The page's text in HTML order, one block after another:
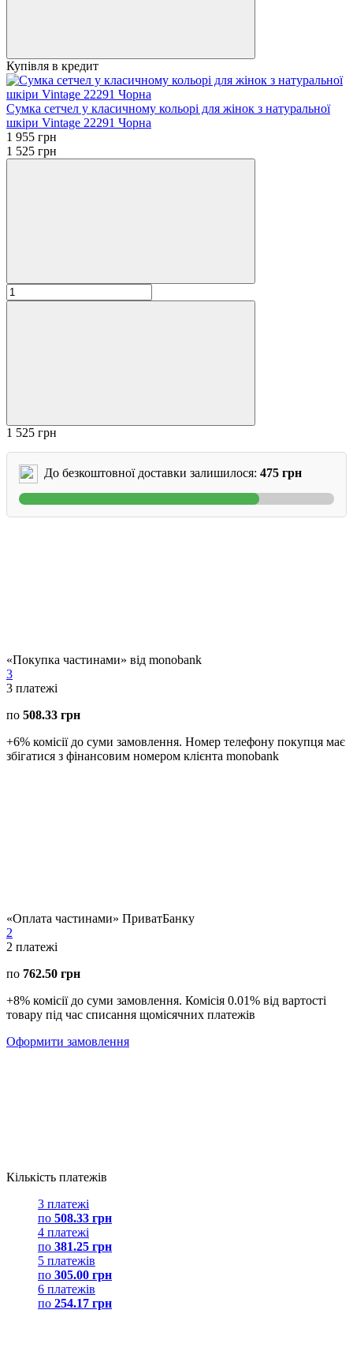
Купівля в кредит
Сумка сетчел у класичному кольорі для жінок з натуральної
шкіри Vintage 22291 Чорна
1 955 грн
1 525 грн
1 525 грн
До безкоштовної доставки залишилося: 475 грн
«Покупка частинами» від monobank
3
3 платежі
по 508.33 грн
+6% комісії до суми замовлення. Номер телефону покупця має
збігатися з фінансовим номером клієнта monobank
«Оплата частинами» ПриватБанку
2
2 платежі
по 762.50 грн
+8% комісії до суми замовлення. Комісія 0.01% від вартості
товару під час списання щомісячних платежів
Оформити замовлення
Кількість платежів
3 платежі
по 508.33 грн
4 платежі
по 381.25 грн
5 платежів
по 305.00 грн
6 платежів
по 254.17 грн